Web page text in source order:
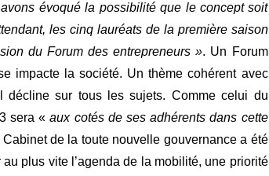
évoqué la possibilité que le concept soit
les cinq lauréats de la première saison
du Forum des entrepreneurs ». Un Forum
impacte la société. Un thème cohérent avec
décline sur tous les sujets. Comme celui du
sera «aux cotés de ses adhérents dans cette
de la toute nouvelle gouvernance a été
plus vite l’agenda de la mobilité, une priorité